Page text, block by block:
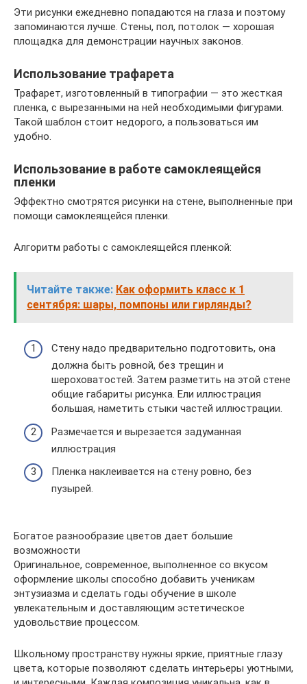
Эти рисунки ежедневно попадаются на глаза и поэтому
запоминаются лучше. Стены, пол, потолок — хорошая
площадка для демонстрации научных законов.
Использование трафарета
Трафарет, изготовленный в типографии — это жесткая
пленка, с вырезанными на ней необходимыми фигурами.
Такой шаблон стоит недорого, а пользоваться им
удобно.
Использование в работе самоклеящейся
пленки
Эффектно смотрятся рисунки на стене, выполненные при
помощи самоклеящейся пленки.
Алгоритм работы с самоклеящейся пленкой:
Читайте также: Как оформить класс к 1
сентября: шары, помпоны или гирлянды?
Стену надо предварительно подготовить, она
должна быть ровной, без трещин и
шероховатостей. Затем разметить на этой стене
общие габариты рисунка. Ели иллюстрация
большая, наметить стыки частей иллюстрации.
Размечается и вырезается задуманная
иллюстрация
Пленка наклеивается на стену ровно, без
пузырей.
Богатое разнообразие цветов дает большие
возможности
Оригинальное, современное, выполненное со вкусом
оформление школы способно добавить ученикам
энтузиазма и сделать годы обучение в школе
увлекательным и доставляющим эстетическое
удовольствие процессом.
Школьному пространству нужны яркие, приятные глазу
цвета, которые позволяют сделать интерьеры уютными,